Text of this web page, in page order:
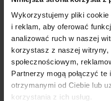
Wykorzystujemy pliki
i reklam, aby oferować
analizować ruch w naszej
korzystasz z naszej witryny,
społecznościowym,
Partnerzy mogą połączyć
otrzymanymi od Ciebie lub
korzystania z ich usług.
Ilość produktu: Wprowadź żądaną
Opis